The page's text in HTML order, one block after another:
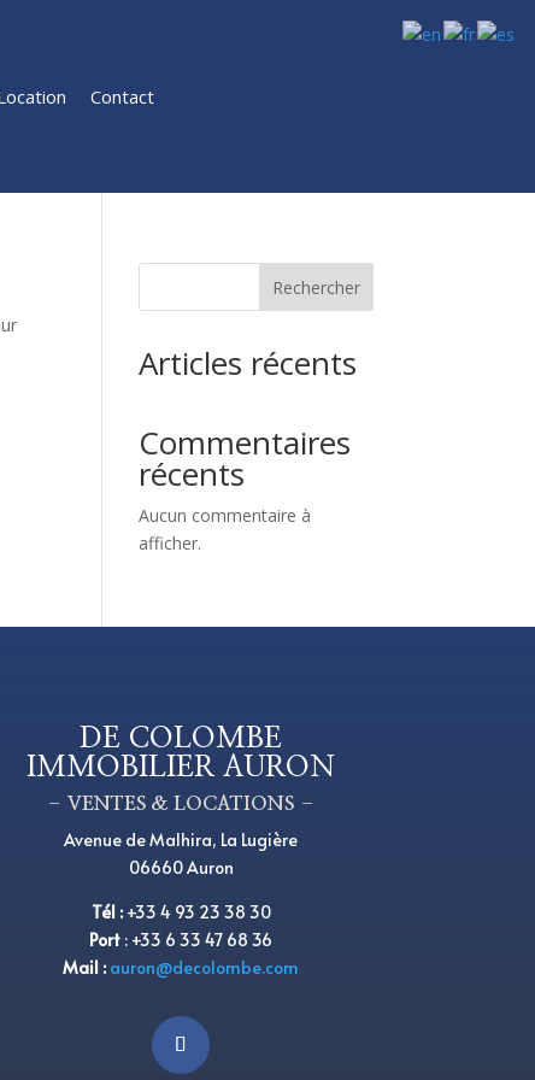
Contact
Rechercher
Articles récents
Commentaires
récents
Aucun commentaire à
afficher.
DE COLOMBE
IMMOBILIER AURON
– VENTES & LOCATIONS –
Avenue de Malhira, La Lugière
06660 Auron
Tél :+33 4 93 23 38 30
Port : +33 6 33 47 68 36
Mail : auron@decolombe.com